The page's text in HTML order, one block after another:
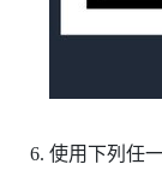
使用下列任